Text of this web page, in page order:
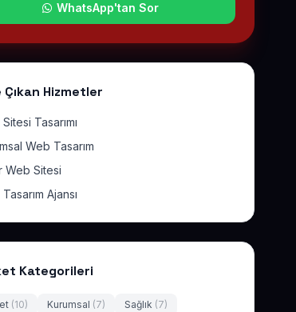
WhatsApp'tan Sor
Çıkan Hizmetler
Tasarımı
Web Tasarım
Web Sitesi
Ajansı
Kategorileri
(10) Kurumsal (7) Sağlık (7)